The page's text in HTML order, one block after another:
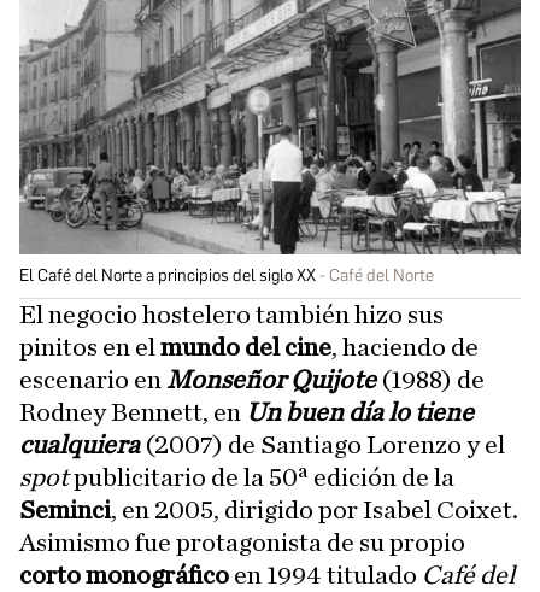
El Café del Norte a principios del siglo XX Café del Norte
El negocio hostelero también hizo sus
pinitos en el mundo del cine, haciendo de
escenario en Monseñor Quijote(1988) de
Rodney Bennett, en Un buen día lo tiene
cualquiera(2007) de Santiago Lorenzo y el
spotpublicitario de la 50ª edición de la
Seminci, en 2005, dirigido por Isabel Coixet.
Asimismo fue protagonista de su propio
corto monográfico en 1994 titulado Café del